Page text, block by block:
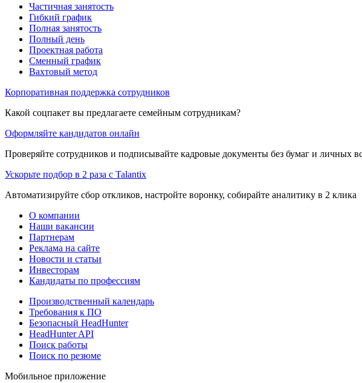
Частичная занятость
Гибкий график
Полная занятость
Полный день
Проектная работа
Сменный график
Вахтовый метод
Корпоративная поддержка сотрудников
Какой соцпакет вы предлагаете семейным сотрудникам?
Оформляйте кандидатов онлайн
Проверяйте сотрудников и подписывайте кадровые документы без бумаг и личных
Ускорьте подбор в 2 раза с Talantix
Автоматизируйте сбор откликов, настройте воронку, собирайте аналитику в 2 клика
О компании
Наши вакансии
Партнерам
Реклама на сайте
Новости и статьи
Инвесторам
Кандидаты по профессиям
Производственный календарь
Требования к ПО
Безопасный HeadHunter
HeadHunter API
Поиск работы
Поиск по резюме
Мобильное приложение